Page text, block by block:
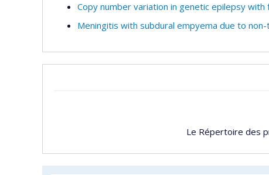
Copy number variation in genetic epilepsy with
Meningitis with subdural empyema due to
Le Répertoire des